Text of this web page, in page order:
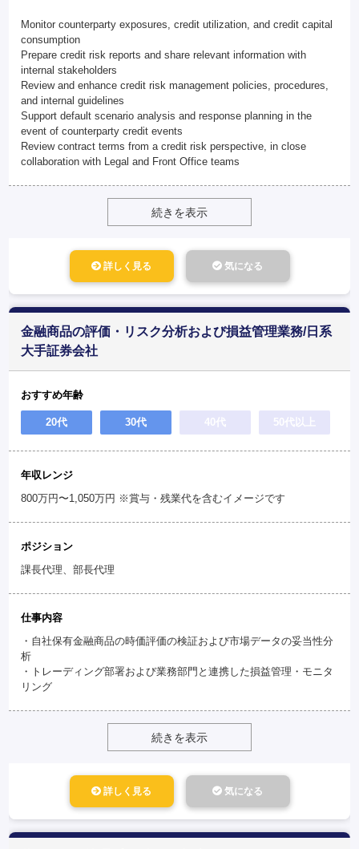
Monitor counterparty exposures, credit utilization, and credit capital
consumption
Prepare credit risk reports and share relevant information with
internal stakeholders
Review and enhance credit risk management policies, procedures,
and internal guidelines
Support default scenario analysis and response planning in the
event of counterparty credit events
Review contract terms from a credit risk perspective, in close
collaboration with Legal and Front Office teams
続きを表示
詳しく見る 気になる
金融商品の評価・リスク分析および損益管理業務/日系
大手証券会社
おすすめ年齢
20代 30代 40代 50代以上
年収レンジ
800万円〜1,050万円 ※賞与・残業代を含むイメージです
ポジション
課長代理、部長代理
仕事内容
・自社保有金融商品の時価評価の検証および市場データの妥当性分
析
・トレーディング部署および業務部門と連携した損益管理・モニタ
リング
続きを表示
詳しく見る 気になる